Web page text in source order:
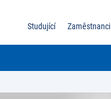
Studující Zaměstnanci